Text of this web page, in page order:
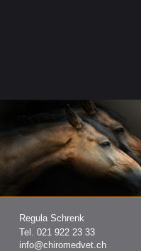
Regula Schrenk
Tel. 021 922 23 33
info@chiromedvet.ch